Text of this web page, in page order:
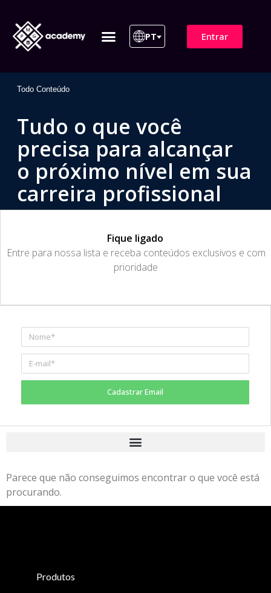
PT Entrar
Todo Conteúdo
Tudo o que você
precisa para alcançar
o próximo nível em sua
carreira profissional
Fique ligado
​Entre para nossa lista e receba conteúdos exclusivos e com
prioridade
Cadastrar Email
Parece que não conseguimos encontrar o que você está
procurando.
Produtos